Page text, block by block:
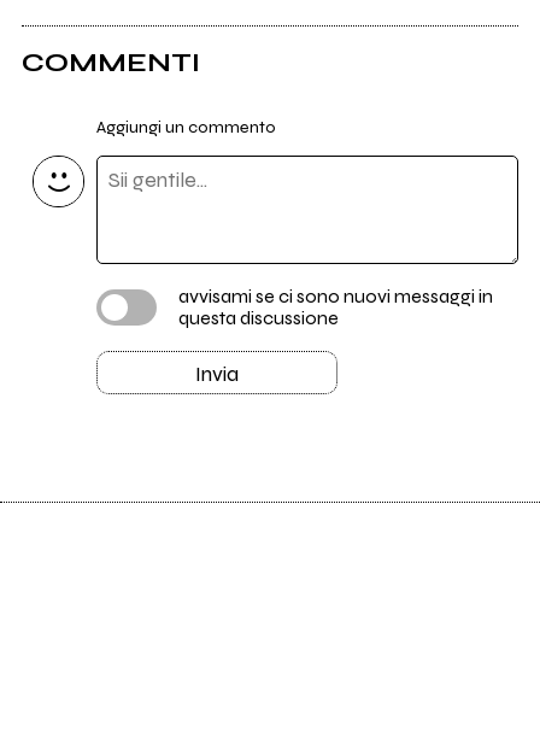
COMMENTI
Aggiungi un commento
avvisami se ci sono nuovi messaggi in
questa discussione
Invia